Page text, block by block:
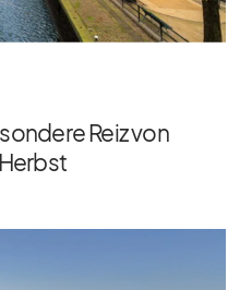
Reiz von